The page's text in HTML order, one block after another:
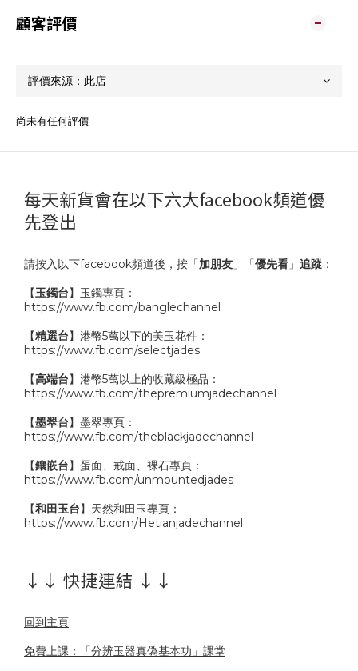
顧客評價
尚未有任何評價
每天新貨會在以下六大facebook頻道優
先登出
請按入以下facebook頻道後，按「加朋友 」「優先看 」 追蹤 ：
【玉鐲台】玉鐲專頁：
https://www.fb.com/banglechannel
【精選台】港幣5萬以下的美玉花件：
https://www.fb.com/selectjades
【高端台】港幣5萬以上的收藏級極品：
https://www.fb.com/thepremiumjadechannel
【墨翠台】墨翠專頁：
https://www.fb.com/theblackjadechannel
【鑲嵌台】蛋面、戒面、裸石專頁：
https://www.fb.com/unmountedjades
【和田玉台】天然和田玉專頁：
https://www.fb.com/Hetianjadechannel
↓↓ 快捷連結 ↓↓
回到主頁
免費上課：「分辨玉器真偽基本功」課堂